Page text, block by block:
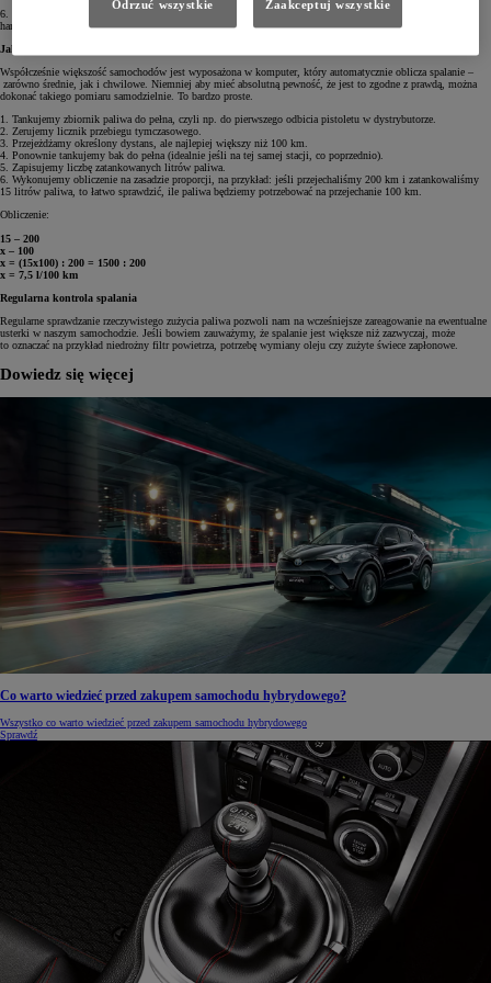
6.
– dojeżdżanie do świateł na włączonym biegu bez naciskania pedału gazu, czyli
hamowanie silnikiem, powoduje wytracanie prędkości przy zerowym spalaniu.
Jak obliczyć spalanie samochodu?
Współcześnie większość samochodów jest wyposażona w komputer, który automatycznie oblicza spalanie –
zarówno średnie, jak i chwilowe. Niemniej aby mieć absolutną pewność, że jest to zgodne z prawdą, można
dokonać takiego pomiaru samodzielnie. To bardzo proste.
1. Tankujemy zbiornik paliwa do pełna, czyli np. do pierwszego odbicia pistoletu w dystrybutorze.
2. Zerujemy licznik przebiegu tymczasowego.
3. Przejeżdżamy określony dystans, ale najlepiej większy niż 100 km.
4. Ponownie tankujemy bak do pełna (idealnie jeśli na tej samej stacji, co poprzednio).
5. Zapisujemy liczbę zatankowanych litrów paliwa.
6. Wykonujemy obliczenie na zasadzie proporcji, na przykład: jeśli przejechaliśmy 200 km i zatankowaliśmy
15 litrów paliwa, to łatwo sprawdzić, ile paliwa będziemy potrzebować na przejechanie 100 km.
Obliczenie:
15 – 200
x – 100
x = (15x100) : 200 = 1500 : 200
x = 7,5 l/100 km
Regularna kontrola spalania
Regularne sprawdzanie rzeczywistego zużycia paliwa pozwoli nam na wcześniejsze zareagowanie na ewentualne
usterki w naszym samochodzie. Jeśli bowiem zauważymy, że spalanie jest większe niż zazwyczaj, może
to oznaczać na przykład niedrożny filtr powietrza, potrzebę wymiany oleju czy zużyte świece zapłonowe.
Dowiedz się więcej
Co warto wiedzieć przed zakupem samochodu hybrydowego?
Wszystko co warto wiedzieć przed zakupem samochodu hybrydowego
Sprawdź
Odrzuć wszystkie Zaakceptuj wszystkie